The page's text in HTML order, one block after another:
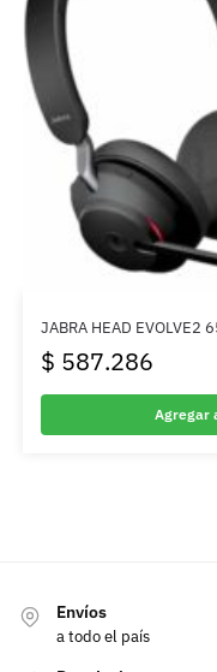
JABRA HEAD EVOLVE2
$ 587.286
Agregar
Envíos
a todo el país